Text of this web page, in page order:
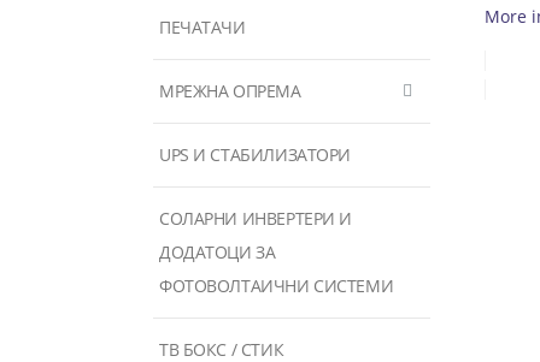
More
ПЕЧАТАЧИ
МРЕЖНА ОПРЕМА
UPS И СТАБИЛИЗАТОРИ
СОЛАРНИ ИНВЕРТЕРИ И
ДОДАТОЦИ ЗА
ФОТОВОЛТАИЧНИ СИСТЕМИ
ТВ БОКС / СТИК